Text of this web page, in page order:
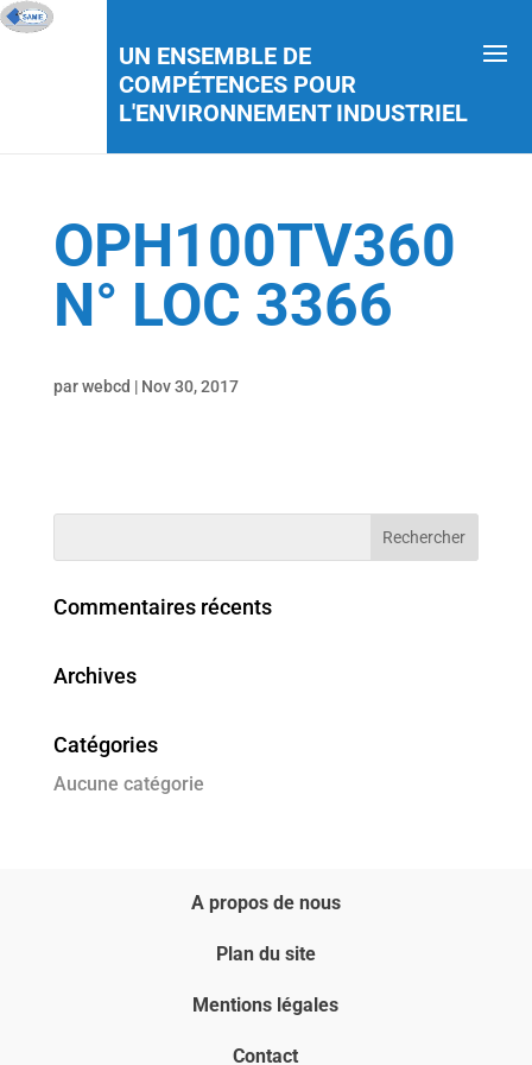
UN ENSEMBLE DE
COMPÉTENCES POUR
L'ENVIRONNEMENT INDUSTRIEL
OPH100TV360
N° LOC 3366
parwebcd | Nov 30, 2017
Commentaires récents
Archives
Catégories
Aucune catégorie
A propos de nous
Plan du site
Mentions légales
Contact